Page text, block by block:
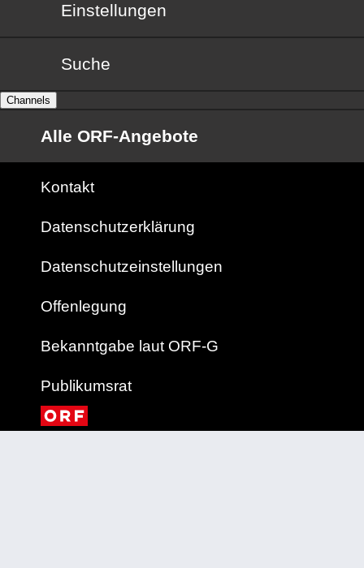
Einstellungen
Suche
Channels
Alle ORF-Angebote
Kontakt
Datenschutzerklärung
Datenschutzeinstellungen
Offenlegung
Bekanntgabe laut ORF-G
Publikumsrat